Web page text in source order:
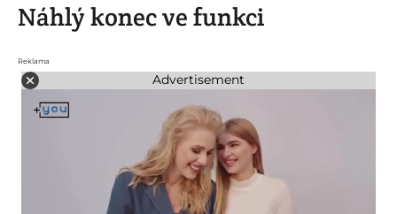
Náhlý konec ve funkci
Reklama
Advertisement